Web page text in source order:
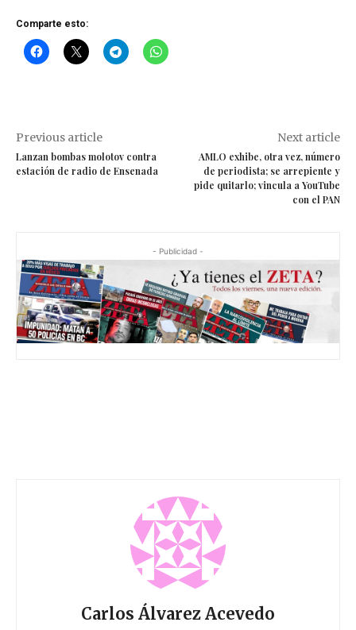
Comparte esto:
Previous article
Lanzan bombas molotov contra
estación de radio de Ensenada
Next article
AMLO exhibe, otra vez, número
de periodista; se arrepiente y
pide quitarlo; vincula a YouTube
con el PAN
- Publicidad -
Carlos Álvarez Acevedo